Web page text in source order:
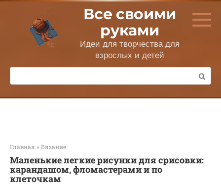
Перейти
контенту
Все своими
руками
Идеи для творчества для
взрослых и детей
Поиск:
Главная » Вязание
Маленькие легкие рисунки для срисовки:
карандашом, фломастерами и по
клеточкам